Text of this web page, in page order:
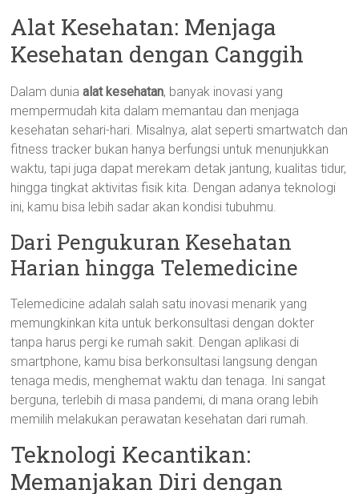
Alat Kesehatan: Menjaga
Kesehatan dengan Canggih
Dalam duniaalat kesehatan, banyak inovasi yang
mempermudah kita dalam memantau dan menjaga
kesehatan sehari-hari. Misalnya, alat seperti smartwatch dan
fitness tracker bukan hanya berfungsi untuk menunjukkan
waktu, tapi juga dapat merekam detak jantung, kualitas tidur,
hingga tingkat aktivitas fisik kita. Dengan adanya teknologi
ini, kamu bisa lebih sadar akan kondisi tubuhmu.
Dari Pengukuran Kesehatan
Harian hingga Telemedicine
Telemedicine adalah salah satu inovasi menarik yang
memungkinkan kita untuk berkonsultasi dengan dokter
tanpa harus pergi ke rumah sakit. Dengan aplikasi di
smartphone, kamu bisa berkonsultasi langsung dengan
tenaga medis, menghemat waktu dan tenaga. Ini sangat
berguna, terlebih di masa pandemi, di mana orang lebih
memilih melakukan perawatan kesehatan dari rumah.
Teknologi Kecantikan:
Memanjakan Diri dengan